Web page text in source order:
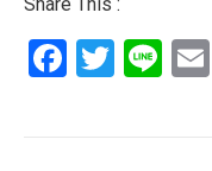
Share This :
Facebook
Twitter
Line